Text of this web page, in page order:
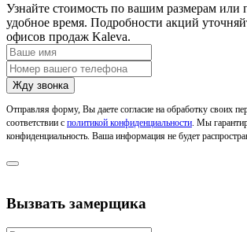
Узнайте стоимость по вашим размерам или
удобное время. Подробности акций
офисов продаж Kaleva.
Отправляя форму, Вы даете согласие на обработку своих
соответствии с политикой конфиденциальности . Мы
конфиденциальность. Ваша информация не будет
Вызвать замерщика